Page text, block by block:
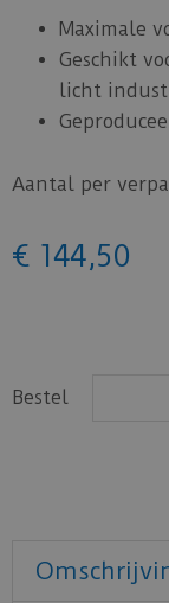
Maximale
Geschikt
licht
Aantal per
€ 144,50
Bestel